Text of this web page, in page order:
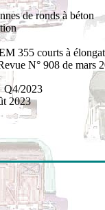
de ronds à béton
355 courts à
N° 908 de mars
Q4/2023
2023